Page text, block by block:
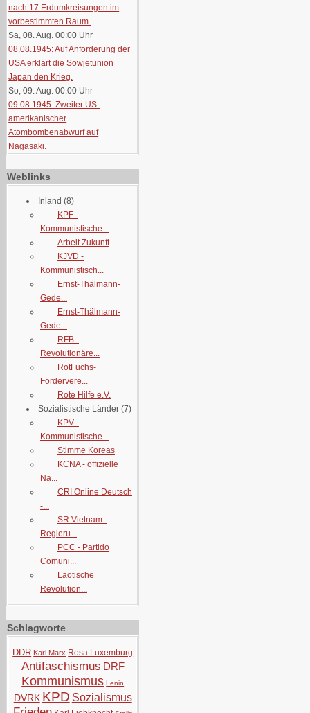
nach 17 Erdumkreisungen im
vorbestimmten Raum.
Sa, 08. Aug. 00:00 Uhr
08.08.1945: Auf Anforderung der
USA erklärt die Sowjetunion
Japan den Krieg.
So, 09. Aug. 00:00 Uhr
09.08.1945: Zweiter US-
amerikanischer
Atombombenabwurf auf
Nagasaki.
Weblinks
Inland (8)
KPF -
Kommunistische...
Arbeit Zukunft
KJVD -
Kommunistisch...
Ernst-Thälmann-
Gede...
Ernst-Thälmann-
Gede...
RFB -
Revolutionäre...
RotFuchs-
Fördervere...
Rote Hilfe e.V.
Sozialistische Länder (7)
KPV -
Kommunistische...
Stimme Koreas
KCNA - offizielle
Na...
CRI Online Deutsch
-...
SR Vietnam -
Regieru...
PCC - Partido
Comuni...
Laotische
Revolution...
Schlagworte
DDR Karl Marx Rosa Luxemburg
Antifaschismus DRF
Kommunismus Lenin
DVRK KPD Sozialismus